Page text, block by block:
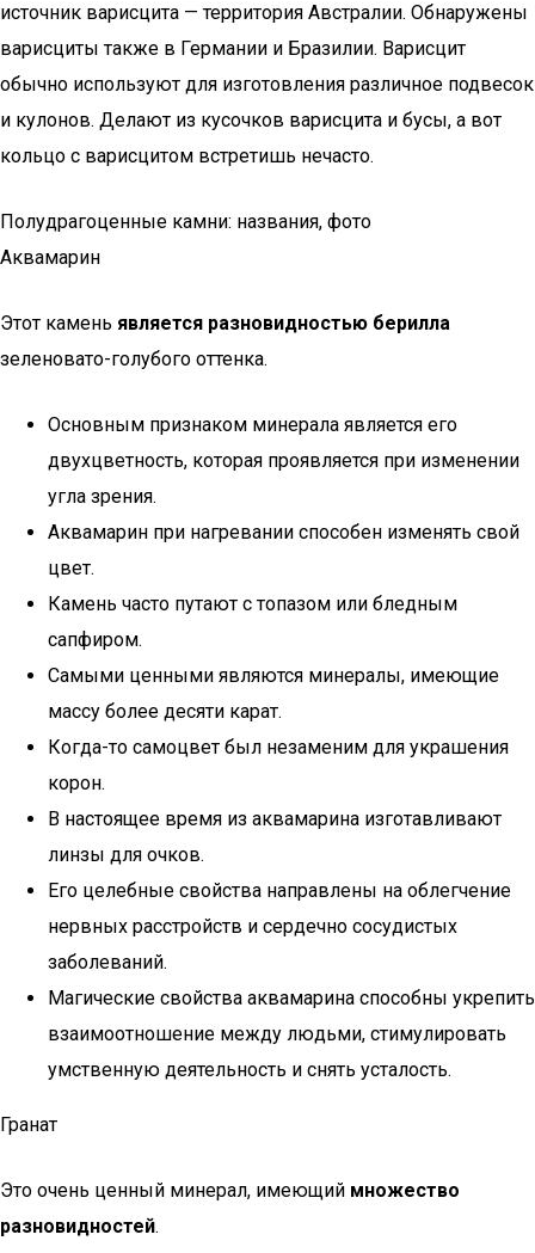
источник варисцита — территория Австралии. Обнаружены
варисциты также в Германии и Бразилии. Варисцит
обычно используют для изготовления различное подвесок
и кулонов. Делают из кусочков варисцита и бусы, а вот
кольцо с варисцитом встретишь нечасто.
Полудрагоценные камни: названия, фото
Аквамарин
Этот камень является разновидностью берилла
зеленовато-голубого оттенка.
Основным признаком минерала является его
двухцветность, которая проявляется при изменении
угла зрения.
Аквамарин при нагревании способен изменять свой
цвет.
Камень часто путают с топазом или бледным
сапфиром.
Самыми ценными являются минералы, имеющие
массу более десяти карат.
Когда-то самоцвет был незаменим для украшения
корон.
В настоящее время из аквамарина изготавливают
линзы для очков.
Его целебные свойства направлены на облегчение
нервных расстройств и сердечно сосудистых
заболеваний.
Магические свойства аквамарина способны укрепить
взаимоотношение между людьми, стимулировать
умственную деятельность и снять усталость.
Гранат
Это очень ценный минерал, имеющий множество
разновидностей.